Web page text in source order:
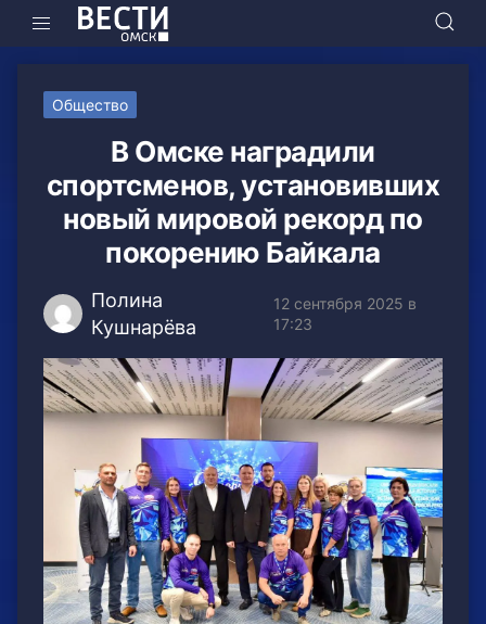
Общество
В Омске наградили
спортсменов, установивших
новый мировой рекорд по
покорению Байкала
Полина
Кушнарёва
12 сентября 2025 в
17:23